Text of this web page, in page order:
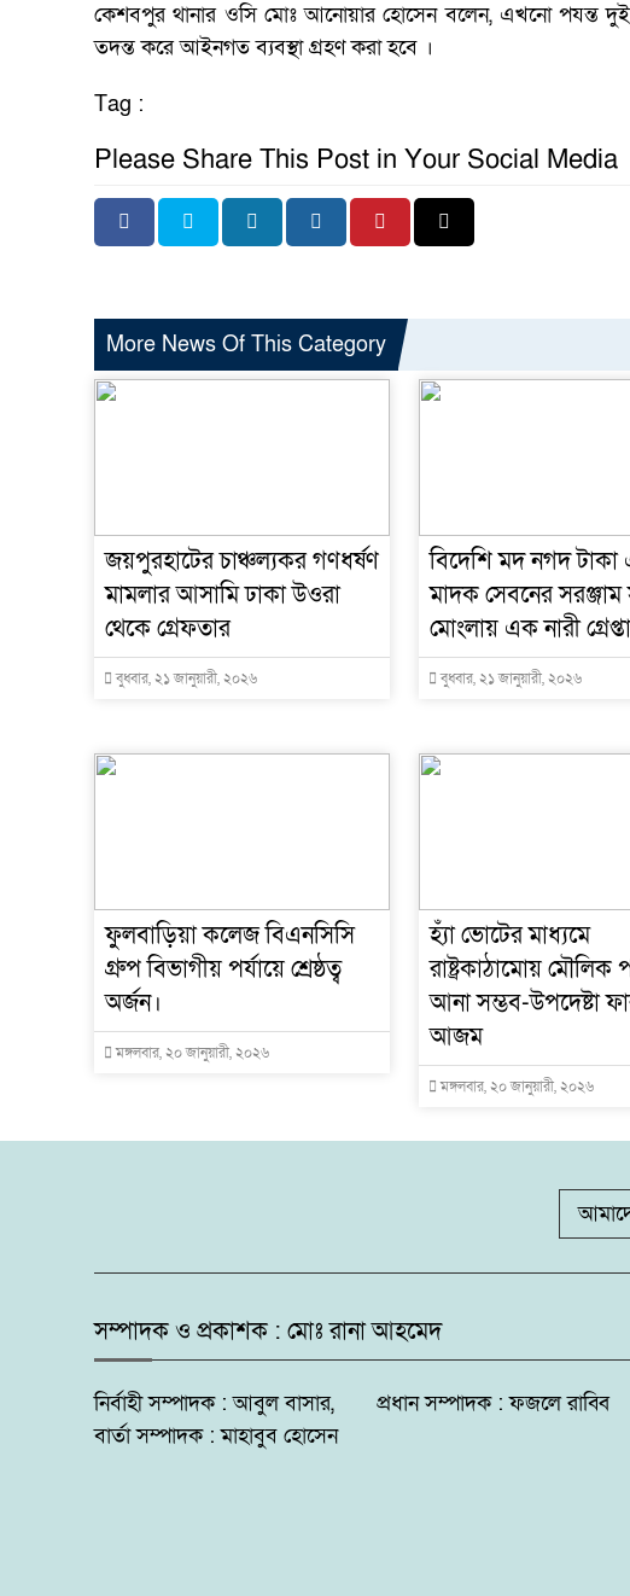
কেশবপুর থানার ওসি মোঃ আনোয়ার হোসেন বলেন, এখনো পযন্ত
তদন্ত করে আইনগত ব্যবস্থা গ্রহণ করা হবে ।
Tag :
Please Share This Post in Your Social Media
More News Of This Category
জয়পুরহাটের চাঞ্চল্যকর গণধর্ষণ
মামলার আসামি ঢাকা উওরা
থেকে গ্রেফতার
বুধবার, ২১ জানুয়ারী, ২০২৬
বিদেশি মদ নগদ টাকা
মাদক সেবনের
মোংলায় এক নারী
বুধবার, ২১ জানুয়ারী, ২০২৬
ফুলবাড়িয়া কলেজ বিএনসিসি
গ্রুপ বিভাগীয় পর্যায়ে শ্রেষ্ঠত্ব
অর্জন।
মঙ্গলবার, ২০ জানুয়ারী, ২০২৬
হ্যাঁ ভোটের মাধ্যমে
রাষ্ট্রকাঠামোয় মৌলিক
আনা সম্ভব-উপদেষ্টা
আজম
মঙ্গলবার, ২০ জানুয়ারী, ২০২৬
সম্পাদক ও প্রকাশক : মোঃ রানা আহমেদ
নির্বাহী সম্পাদক : আবুল বাসার, প্রধান সম্পাদক : ফজলে
বার্তা সম্পাদক : মাহাবুব হোসেন